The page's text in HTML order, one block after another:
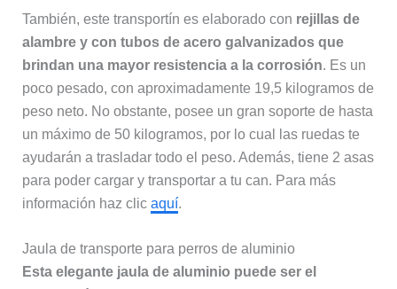
También, este transportín es elaborado con rejillas de
alambre y con tubos de acero galvanizados que
brindan una mayor resistencia a la corrosión. Es un
poco pesado, con aproximadamente 19,5 kilogramos de
peso neto. No obstante, posee un gran soporte de hasta
un máximo de 50 kilogramos, por lo cual las ruedas te
ayudarán a trasladar todo el peso. Además, tiene 2 asas
para poder cargar y transportar a tu can. Para más
información haz clic aquí.
Jaula de transporte para perros de aluminio
Esta elegante jaula de aluminio puede ser el